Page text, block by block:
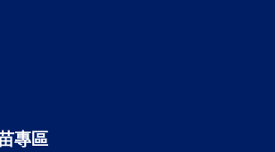
患者復原。「定期檢查、及早發
治療方案，可以顯著提高治癒率。
術後休養，依循醫囑培養良好的飲
助於加速恢復肝臟健康。
專區